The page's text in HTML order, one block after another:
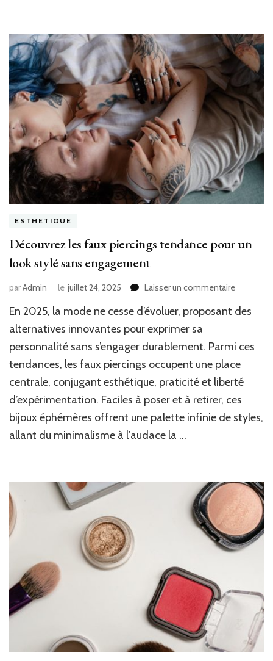
ESTHETIQUE
Découvrez les faux piercings tendance pour un
look stylé sans engagement
parAdmin le juillet 24, 2025 Laisser un commentairesur
les
tendance
pour
un
stylé
sans
En 2025, la mode ne cesse d’évoluer, proposant des
alternatives innovantes pour exprimer sa
personnalité sans s’engager durablement. Parmi ces
tendances, les faux piercings occupent une place
centrale, conjugant esthétique, praticité et liberté
d’expérimentation. Faciles à poser et à retirer, ces
bijoux éphémères offrent une palette infinie de styles,
allant du minimalisme à l’audace la …